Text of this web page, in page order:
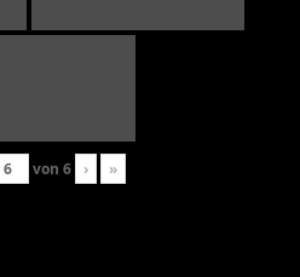
von 6 › »